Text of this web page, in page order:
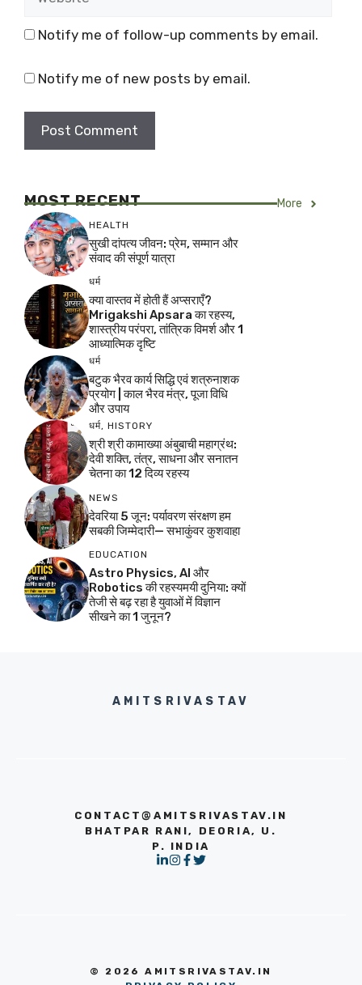
Notify me of follow-up comments by email.
Notify me of new posts by email.
MOST RECENT More
HEALTH
सुखी दांपत्य जीवन: प्रेम, सम्मान और
संवाद की संपूर्ण यात्रा
धर्म
क्या वास्तव में होती हैं अप्सराएँ?
Mrigakshi Apsara का रहस्य,
शास्त्रीय परंपरा, तांत्रिक विमर्श और 1
आध्यात्मिक दृष्टि
धर्म
बटुक भैरव कार्य सिद्धि एवं शत्रुनाशक
प्रयोग | काल भैरव मंत्र, पूजा विधि
और उपाय
धर्म, HISTORY
श्री श्री कामाख्या अंबुबाची महाग्रंथ:
देवी शक्ति, तंत्र, साधना और सनातन
चेतना का 12 दिव्य रहस्य
NEWS
देवरिया 5 जून: पर्यावरण संरक्षण हम
सबकी जिम्मेदारी— सभाकुंवर कुशवाहा
EDUCATION
Astro Physics, AI और
Robotics की रहस्यमयी दुनिया: क्यों
तेजी से बढ़ रहा है युवाओं में विज्ञान
सीखने का 1 जुनून?
AMITSRIVASTAV
CONTACT@AMITSRIVASTAV.IN
BHATPAR RANI, DEORIA, U.
P. INDIA
© 2026 AMITSRIVASTAV.IN